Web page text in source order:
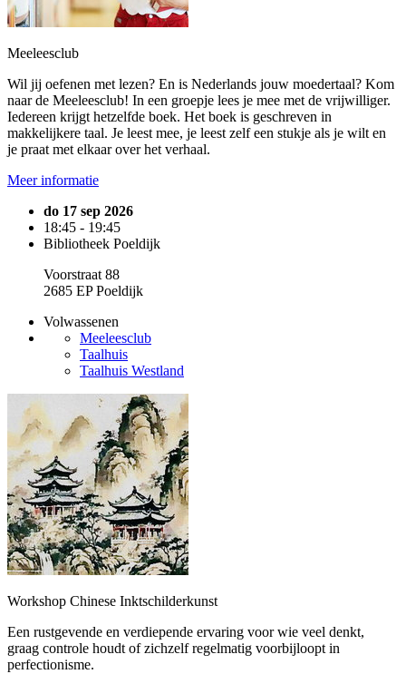
Meeleesclub
Wil jij oefenen met lezen? En is Nederlands jouw moedertaal? Kom
naar de Meeleesclub! In een groepje lees je mee met de vrijwilliger.
Iedereen krijgt hetzelfde boek. Het boek is geschreven in
makkelijkere taal. Je leest mee, je leest zelf een stukje als je wilt en
je praat met elkaar over het verhaal.
Meer informatie
do 17 sep 2026
18:45 - 19:45
Bibliotheek Poeldijk
Voorstraat 88
2685 EP Poeldijk
Volwassenen
Meeleesclub
Taalhuis
Taalhuis Westland
Workshop Chinese Inktschilderkunst
Een rustgevende en verdiepende ervaring voor wie veel denkt,
graag controle houdt of zichzelf regelmatig voorbijloopt in
perfectionisme.